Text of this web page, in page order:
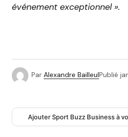
événement exceptionnel ».
Par Alexandre BailleulPublié
Ajouter Sport Buzz Business à